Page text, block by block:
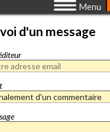
Menu
d'un message